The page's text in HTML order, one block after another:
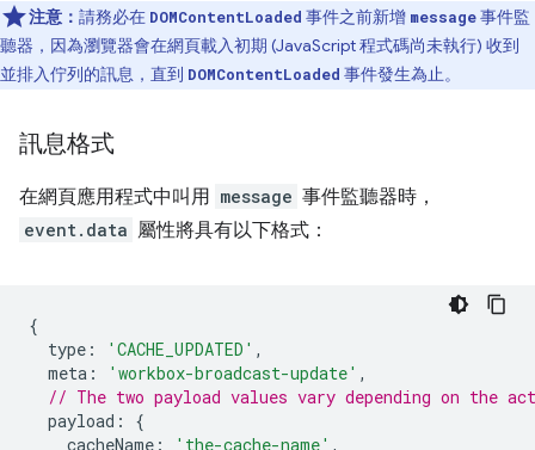
注意： 請務必在 DOMContentLoaded 事件之前新增 message事件監
聽器，因為瀏覽器會在網頁載入初期 (JavaScript 程式碼尚未執行) 收到
並排入佇列的訊息，直到 DOMContentLoaded 事件發生為止。
訊息格式
在網頁應用程式中叫用 message 事件監聽器時，
event.data 屬性將具有以下格式：
{
type : 'CACHE_UPDATED' ,
meta : 'workbox-broadcast-update' ,
// The two payload values vary depending on the
payload :
{
cacheName : 'the-cache-name' ,